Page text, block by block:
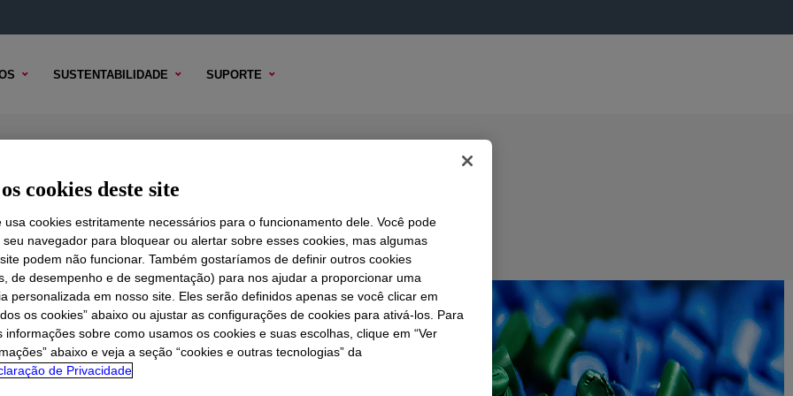
SUSTENTABILIDADE SUPORTE
Aid
TÉCNICO OPÇÕES DE AMOSTRA OPÇÕES DE COMPRA
cookies deste site
usa cookies estritamente necessários para o funcionamento dele. Você pode
navegador para bloquear ou alertar sobre esses cookies, mas algumas
podem não funcionar. Também gostaríamos de definir outros cookies
de desempenho e de segmentação) para nos ajudar a proporcionar uma
personalizada em nosso site. Eles serão definidos apenas se você clicar em
os cookies” abaixo ou ajustar as configurações de cookies para ativá-los. Para
informações sobre como usamos os cookies e suas escolhas, clique em “Ver
abaixo e veja a seção “cookies e outras tecnologias” da
de Privacidade